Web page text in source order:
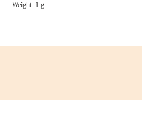
Weight: 1 g